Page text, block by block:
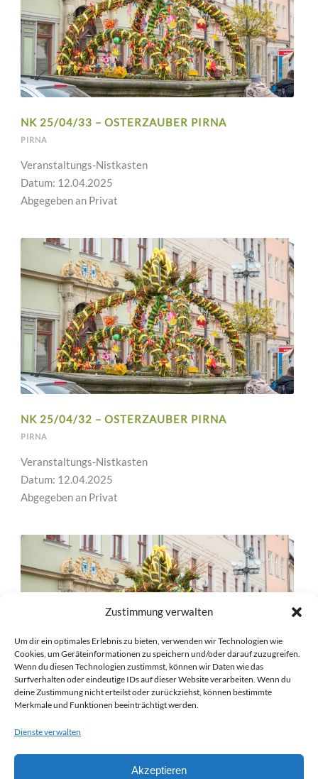
Zustimmung verwalten
Um dir ein optimales Erlebnis zu bieten, verwenden wir Technologien wie
Cookies, um Geräteinformationen zu speichern und/oder darauf zuzugreifen.
Wenn du diesen Technologien zustimmst, können wir Daten wie das
Surfverhalten oder eindeutige IDs auf dieser Website verarbeiten. Wenn du
deine Zustimmung nicht erteilst oder zurückziehst, können bestimmte
Merkmale und Funktionen beeinträchtigt werden.
Dienste verwalten
Akzeptieren
NK 25/04/33 – OSTERZAUBER PIRNA
PIRNA
Veranstaltungs-Nistkasten
Datum: 12.04.2025
Abgegeben an Privat
NK 25/04/32 – OSTERZAUBER PIRNA
PIRNA
Veranstaltungs-Nistkasten
Datum: 12.04.2025
Abgegeben an Privat
PIRNA
Veranstaltungs-Nistkasten